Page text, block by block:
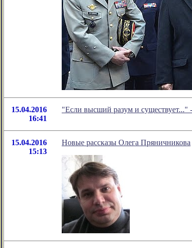
15.04.2016
16:41
"Если высший разум и
15.04.2016
15:13
Новые рассказы Олега Пряничникова